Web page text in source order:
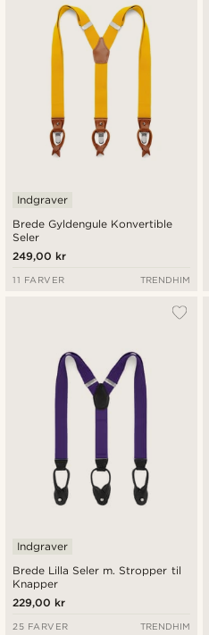
Brede Gyldengule Konvertible
Seler
Indgraver
249,00 kr
11 FARVER TRENDHIM
Brede Lilla Seler m. Stropper til
Knapper
Indgraver
229,00 kr
25 FARVER TRENDHIM